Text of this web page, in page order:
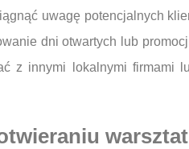
uwagę potencjalnych
dni otwartych lub
z innymi lokalnymi